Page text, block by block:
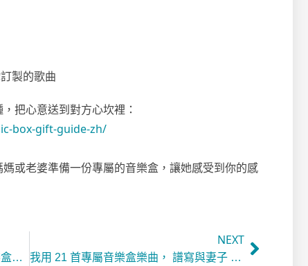
製的歌曲
把心意送到對方心坎裡：
box-gift-guide-zh/
或老婆準備一份專屬的音樂盒，讓她感受到你的感
【🎉 Muro Box 可在日本京都嵐山音樂盒博物館試玩與選購了！】
NEXT
我用 21 首專屬音樂盒樂曲， 譜寫與妻子 20 年的生命羈絆